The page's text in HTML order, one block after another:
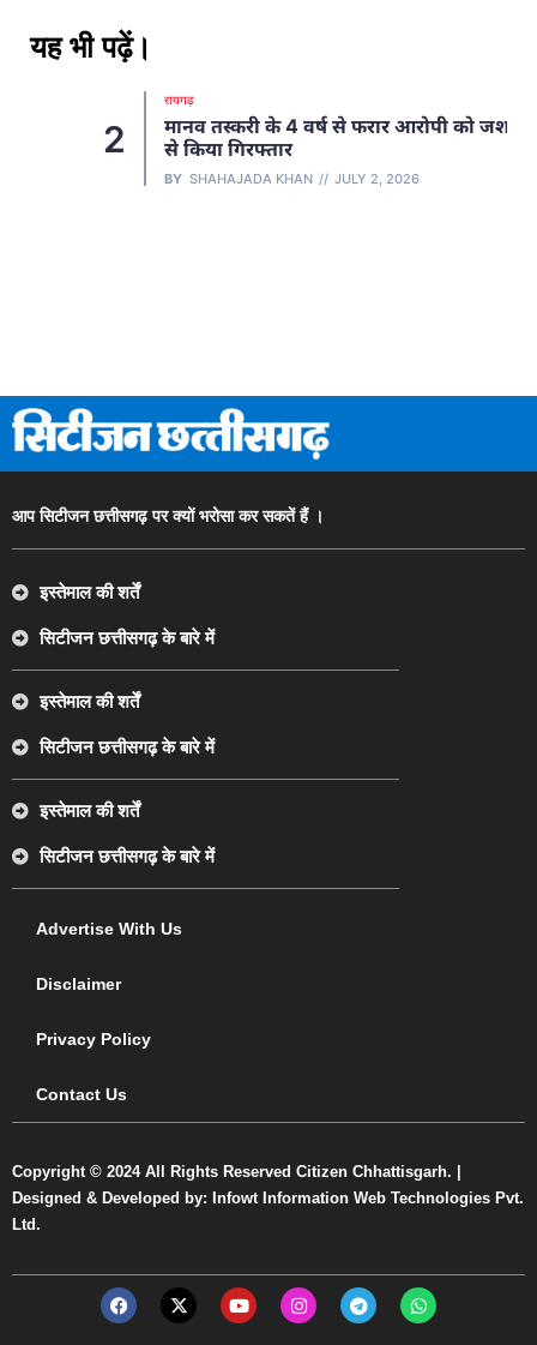
यह भी पढ़ें।
मानव तस्करी के 4 वर्ष से फरार आरोपी को जशपुर
से किया गिरफ्तार
SHAHAJADA KHAN JULY 2, 2026
आप सिटीजन छत्तीसगढ़ पर क्यों भरोसा कर सकतें हैं ।
इस्तेमाल की शर्तें
सिटीजन छत्तीसगढ़ के बारे में
इस्तेमाल की शर्तें
सिटीजन छत्तीसगढ़ के बारे में
इस्तेमाल की शर्तें
सिटीजन छत्तीसगढ़ के बारे में
Advertise With Us
Disclaimer
Privacy Policy
Contact Us
Copyright © 2024 All Rights Reserved Citizen Chhattisgarh. |
Designed & Developed by: Infowt Information Web Technologies Pvt.
Ltd.